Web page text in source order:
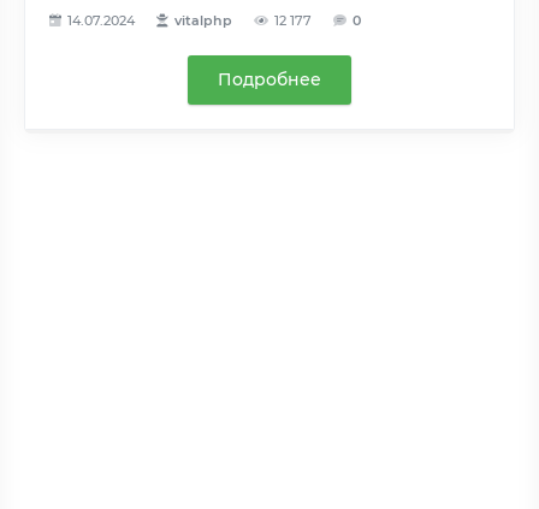
14.07.2024 vitalphp 12 177 0
Подробнее